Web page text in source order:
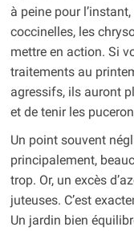
à peine pour
coccinelles, les
mettre en action. Si
traitements au
agressifs, ils auront
et de tenir les
Un point souvent
principalement,
trop. Or, un excès
juteuses. C’est
Un jardin bien